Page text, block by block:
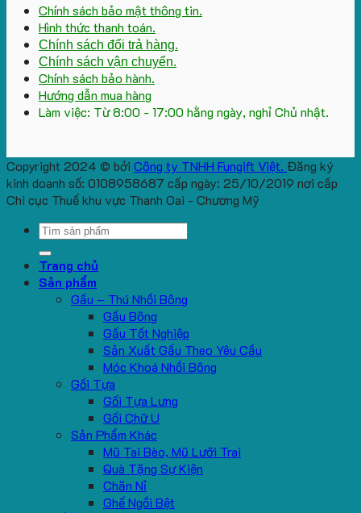
Chính sách bảo mật thông tin.
Hình thức thanh toán.
Chính sách đổi trả hàng.
Chính sách vận chuyển.
Chính sách bảo hành.
Hướng dẫn mua hàng
Làm việc: Từ 8:00 - 17:00 hằng ngày, nghỉ Chủ nhật.
Copyright 2024 © bởi Công ty TNHH Fungift Việt. Đăng ký
kinh doanh số: 0108958687 cấp ngày: 25/10/2019 nơi cấp
Chi cục Thuế khu vực Thanh Oai - Chương Mỹ
Search
for:
Trang chủ
Sản phẩm
Gấu – Thú Nhồi Bông
Gấu Bông
Gấu Tốt Nghiệp
Sản Xuất Gấu Theo Yêu Cầu
Móc Khoá Nhồi Bông
Gối Tựa
Gối Tựa Lưng
Gối Chữ U
Sản Phẩm Khác
Mũ Tai Bèo, Mũ Lưỡi Trai
Quà Tặng Sự Kiện
Chăn Nỉ
Ghế Ngồi Bệt